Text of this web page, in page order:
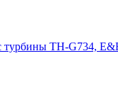
турбины TH-G734,